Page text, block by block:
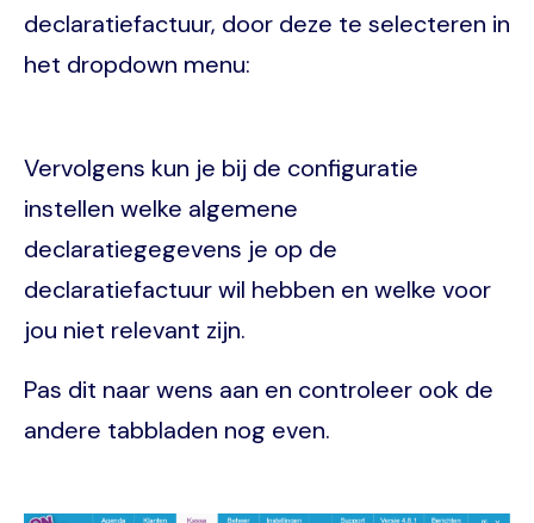
declaratiefactuur, door deze te selecteren in
het dropdown menu:
Vervolgens kun je bij de configuratie
instellen welke algemene
declaratiegegevens je op de
declaratiefactuur wil hebben en welke voor
jou niet relevant zijn.
Pas dit naar wens aan en controleer ook de
andere tabbladen nog even.